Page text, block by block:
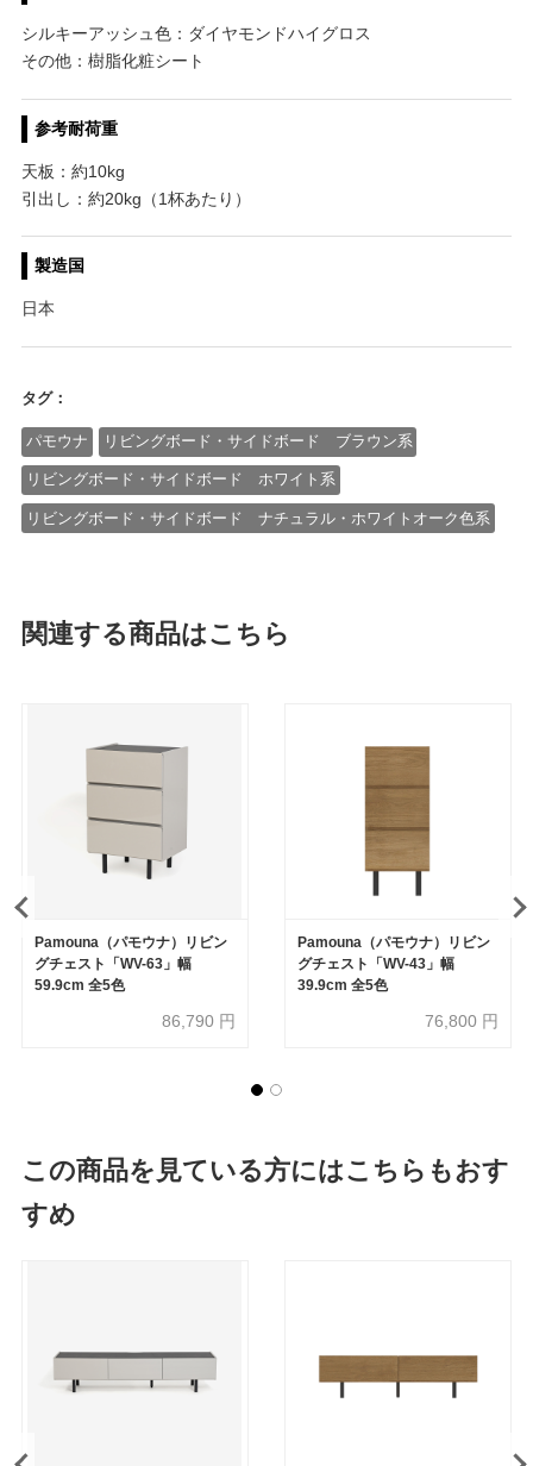
シルキーアッシュ色：ダイヤモンドハイグロス
その他：樹脂化粧シート
参考耐荷重
天板：約10kg
引出し：約20kg（1杯あたり）
製造国
日本
タグ：
パモウナ リビングボード・サイドボード ブラウン系
リビングボード・サイドボード ホワイト系
リビングボード・サイドボード ナチュラル・ホワイトオーク色系
関連する商品はこちら
Pamouna（パモウナ）リビン
グチェスト「WV-63」幅
59.9cm 全5色
86,790 円
Pamouna（パモウナ）リビン
グチェスト「WV-43」幅
39.9cm 全5色
76,800 円
この商品を見ている方にはこちらもおす
すめ